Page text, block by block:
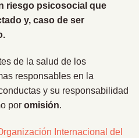
riesgo psicosocial que
y, caso de ser
de la salud de los
responsables en la
y su responsabilidad
por omisión.
Internacional del